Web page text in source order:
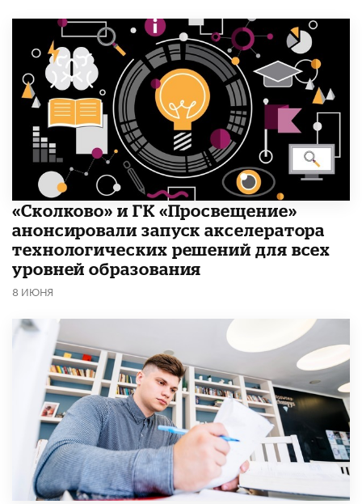
«Сколково» и ГК «Просвещение»
анонсировали запуск акселератора
технологических решений для всех
уровней образования
8 ИЮНЯ